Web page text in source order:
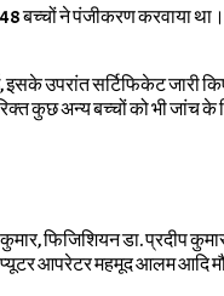
ने पंजीकरण करवाया था।
इसके उपरांत सर्टिफिकेट जारी
कुछ अन्य बच्चों को भी जांच
,फिजिशियन डा. प्रदीप
आपरेटर महमूद आलमआदि